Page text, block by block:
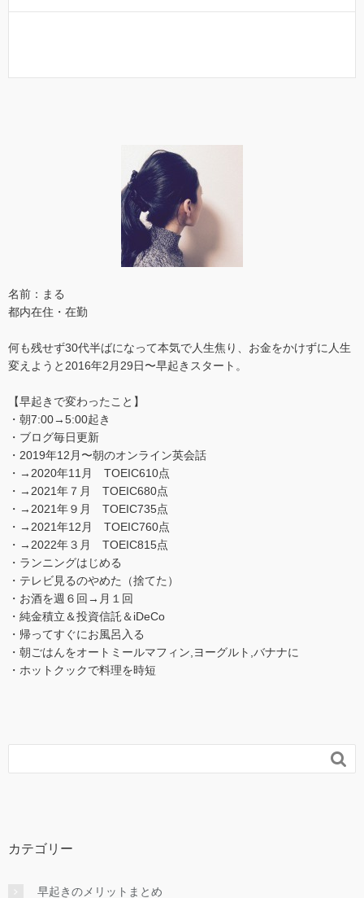
名前：まる
都内在住・在勤
何も残せず30代半ばになって本気で人生焦り、お金をかけずに人生
変えようと2016年2月29日〜早起きスタート。
【早起きで変わったこと】
・朝7:00→5:00起き
・ブログ毎日更新
・2019年12月〜朝のオンライン英会話
・→2020年11月 TOEIC610点
・→2021年７月 TOEIC680点
・→2021年９月 TOEIC735点
・→2021年12月 TOEIC760点
・→2022年３月 TOEIC815点
・ランニングはじめる
・テレビ見るのやめた（捨てた）
・お酒を週６回→月１回
・純金積立＆投資信託＆iDeCo
・帰ってすぐにお風呂入る
・朝ごはんをオートミールマフィン,ヨーグルト,バナナに
・ホットクックで料理を時短

カテゴリー
早起きのメリットまとめ